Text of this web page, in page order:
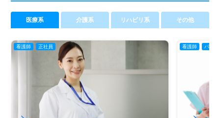
医療系 介護系 リハビリ系 その他
看護師 正社員 看護師 パー